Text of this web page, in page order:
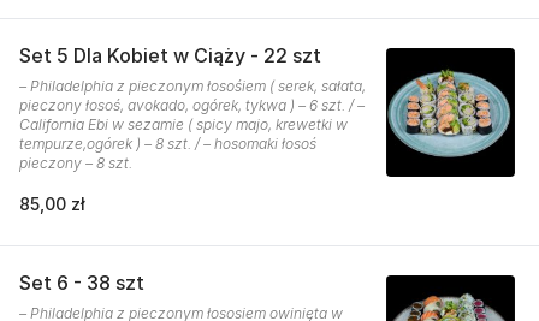
Set 5 Dla Kobiet w Ciąży - 22 szt
– Philadelphia z pieczonym łosośiem ( serek, sałata,
pieczony łosoś, avokado, ogórek, tykwa ) – 6 szt. / –
California Ebi w sezamie ( spicy majo, krewetki w
tempurze,ogórek ) – 8 szt. / – hosomaki łosoś
pieczony – 8 szt.
85,00 zł
Set 6 - 38 szt
– Philadelphia z pieczonym łososiem owinięta w